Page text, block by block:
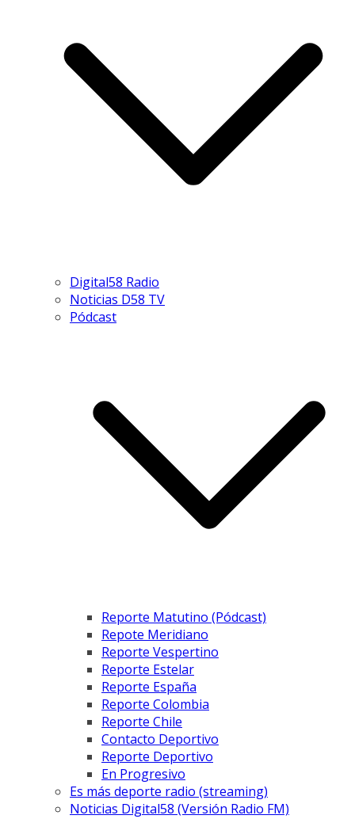
Digital58 Radio
Noticias D58 TV
Pódcast
Reporte Matutino (Pódcast)
Repote Meridiano
Reporte Vespertino
Reporte Estelar
Reporte España
Reporte Colombia
Reporte Chile
Contacto Deportivo
Reporte Deportivo
En Progresivo
Es más deporte radio (streaming)
Noticias Digital58 (Versión Radio FM)